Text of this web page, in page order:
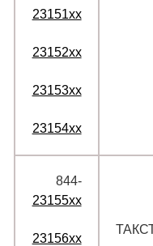
23151xx
23152xx
23153xx
23154xx
844‑
23155xx
23156xx